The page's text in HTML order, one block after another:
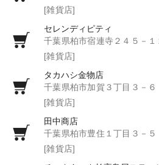
[雑貨店]
セレンディピティ
千葉県柏市宿連寺２４５－１
[雑貨店]
タカハシ金物店
千葉県柏市加賀３丁目３－６
[雑貨店]
田中商店
千葉県柏市豊住１丁目３－５
[雑貨店]